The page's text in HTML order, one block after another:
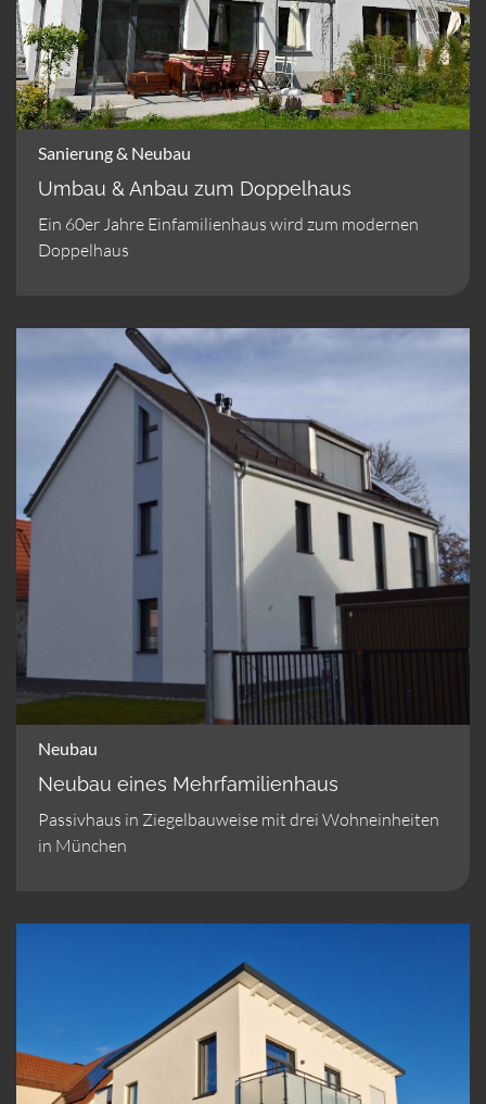
Sanierung & Neubau
Umbau & Anbau zum Doppelhaus
Ein 60er Jahre Einfamilienhaus wird zum modernen
Doppelhaus
Neubau
Neubau eines Mehrfamilienhaus
Passivhaus in Ziegelbauweise mit drei Wohneinheiten
in München